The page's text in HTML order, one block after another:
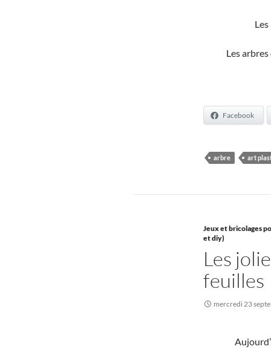
Les
Facebook
arbre art
Jeux et bricolages
et diy)
Les
feuilles
mercredi 23